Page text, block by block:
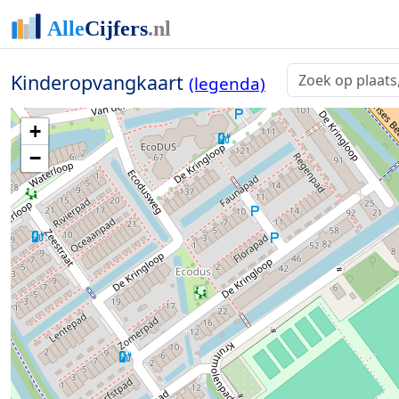
Kinderopvangkaart (legenda)
+
−